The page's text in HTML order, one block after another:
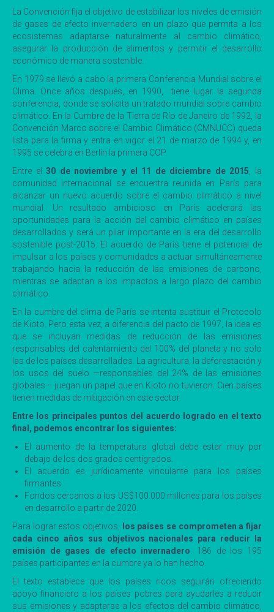
La Convención fija el objetivo de estabilizar los niveles de emisión
de gases de efecto invernadero en un plazo que permita a los
ecosistemas adaptarse naturalmente al cambio climático,
asegurar la producción de alimentos y permitir el desarrollo
económico de manera sostenible.
En 1979 se llevó a cabo la primera Conferencia Mundial sobre el
Clima. Once años después, en 1990, tiene lugar la segunda
conferencia, donde se solicita un tratado mundial sobre cambio
climático. En la Cumbre de la Tierra de Río de Janeiro de 1992, la
Convención Marco sobre el Cambio Climático (CMNUCC) queda
lista para la firma y entra en vigor el 21 de marzo de 1994 y, en
1995 se celebra en Berlín la primera COP.
Entre el30 de noviembre y el 11 de diciembre de 2015, la
comunidad internacional se encuentra reunida en París para
alcanzar un nuevo acuerdo sobre el cambio climático a nivel
mundial. Un resultado ambicioso en París acelerará las
oportunidades para la acción del cambio climático en países
desarrollados y será un pilar importante en la era del desarrollo
sostenible post-2015. El acuerdo de París tiene el potencial de
impulsar a los países y comunidades a actuar simultáneamente
trabajando hacia la reducción de las emisiones de carbono,
mientras se adaptan a los impactos a largo plazo del cambio
climático.
En la cumbre del clima de París se intenta sustituir el Protocolo
de Kioto. Pero esta vez, a diferencia del pacto de 1997, la idea es
que se incluyan medidas de reducción de las emisiones
responsables del calentamiento del 100% del planeta y no solo
las de los países desarrollados. La agricultura, la deforestación y
los usos del suelo —responsables del 24% de las emisiones
globales— juegan un papel que en Kioto no tuvieron. Cien países
tienen medidas de mitigación en este sector.
Entre los principales puntos del acuerdo logrado en el texto
final, podemos encontrar los siguientes:
El aumento de la temperatura global debe estar muy por
debajo de los dos grados centígrados.
El acuerdo es jurídicamente vinculante para los países
firmantes.
Fondos cercanos a los US$100.000 millones para los países
en desarrollo a partir de 2020.
Para lograr estos objetivos,
los países se comprometen a fijar
cada cinco años sus objetivos nacionales para reducir la
emisión de gases de efecto invernadero. 186 de los 195
países participantes en la cumbre ya lo han hecho.
El texto establece que los países ricos seguirán ofreciendo
apoyo financiero a los países pobres para ayudarles a reducir
sus emisiones y adaptarse a los efectos del cambio climático,